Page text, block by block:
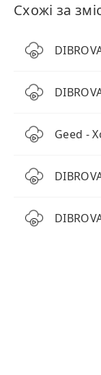
Схожі за